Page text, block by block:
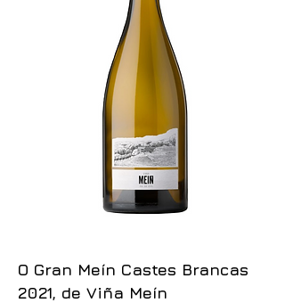
O Gran Meín Castes Brancas
2021, de Viña Meín